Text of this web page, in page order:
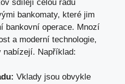
sdílejí celou řadu
bankomaty, které jim
bankovní operace. Mnozí
a moderní technologie,
nabízejí. Například:
Vklady jsou obvykle